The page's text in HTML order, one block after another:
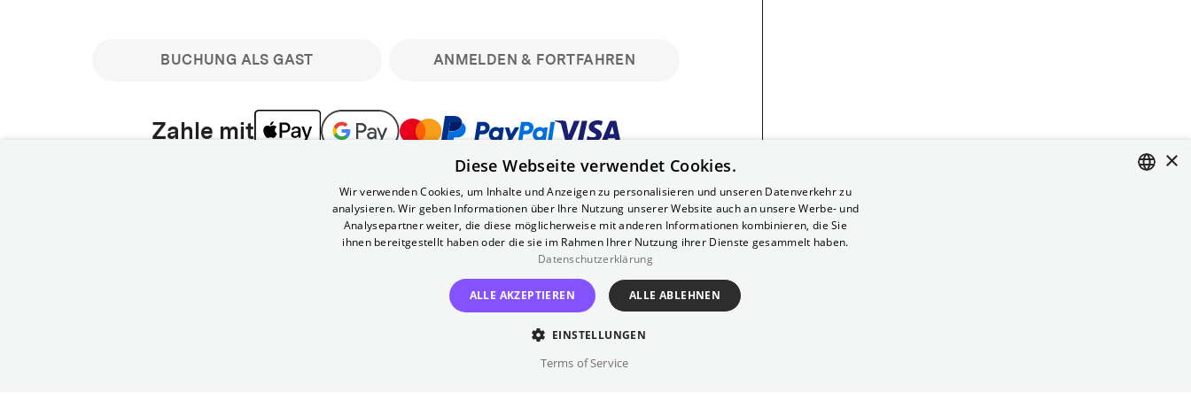
BUCHUNG ALS GAST ANMELDEN & FORTFAHREN
Zahle mit
Bitte beachte: Gastbuchungen sind nicht stornierbar. Registriere dich kostenlos für bis zu 90
min vor Filmbeginn stornierbare Tickets für reguläre Vorstellungen. Unlimited-Mitglied?
Melde dich an, um deine Benefits nutzen zu können.
Nur sofern du die Buchung angemeldet mit einem kostenlosen Yorck-Mitgliedskonto
×
Diese Webseite verwendet Cookies.
Wir verwenden Cookies, um Inhalte und Anzeigen zu personalisieren und unseren Datenverkehr zu
analysieren. Wir geben Informationen über Ihre Nutzung unserer Website auch an unsere Werbe- und
Analysepartner weiter, die diese möglicherweise mit anderen Informationen kombinieren, die Sie
ihnen bereitgestellt haben oder die sie im Rahmen Ihrer Nutzung ihrer Dienste gesammelt haben.
Datenschutzerklärung
ALLE AKZEPTIEREN ALLE ABLEHNEN
EINSTELLUNGEN
Terms of Service